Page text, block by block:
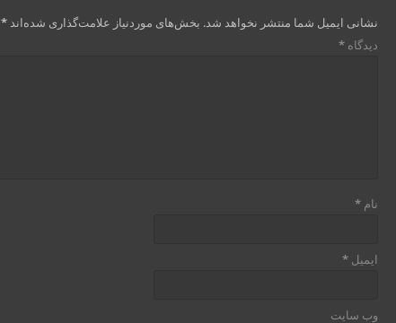
نشانی ایمیل شما منتشر نخواهد شد. بخش‌های موردنیاز علامت‌گذاری شده‌اند*
دیدگاه*
نام*
ایمیل*
وب‌ سایت